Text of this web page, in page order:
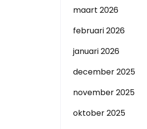
maart 2026
februari 2026
januari 2026
december 2025
november 2025
oktober 2025